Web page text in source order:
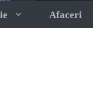
Afaceri